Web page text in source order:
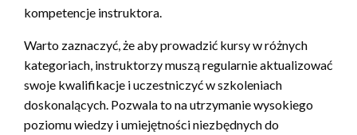
kompetencje instruktora.
Warto zaznaczyć, że aby prowadzić kursy w różnych
kategoriach, instruktorzy muszą regularnie aktualizować
swoje kwalifikacje i uczestniczyć w szkoleniach
doskonalących. Pozwala to na utrzymanie wysokiego
poziomu wiedzy i umiejętności niezbędnych do